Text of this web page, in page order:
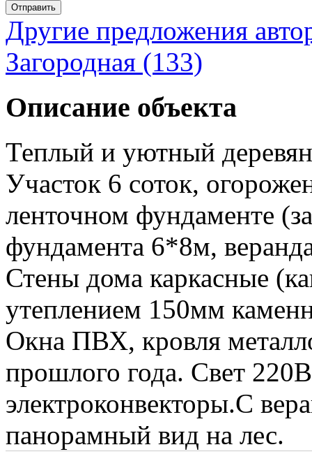
Отправить
Другие предложения
Загородная (133)
Описание объекта
Теплый и уютный
Участок 6 соток,
ленточном фундаменте
фундамента 6*8м,
Стены дома каркасные
утеплением 150мм
Окна ПВХ, кровля
прошлого года. Свет
электроконвекторы.С
панорамный вид на лес.